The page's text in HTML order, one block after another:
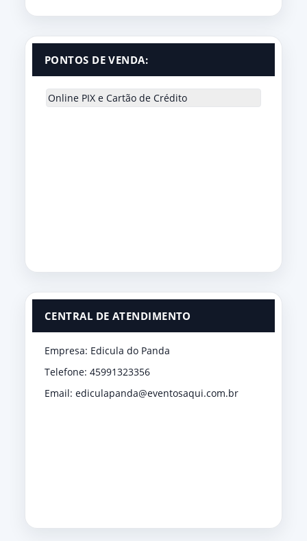
PONTOS DE VENDA:
Online PIX e Cartão de Crédito
CENTRAL DE ATENDIMENTO
Empresa: Edicula do Panda
Telefone: 45991323356
Email: ediculapanda@eventosaqui.com.br